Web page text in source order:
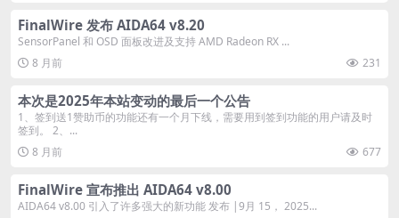
FinalWire 发布 AIDA64 v8.20
SensorPanel 和 OSD 面板改进及支持 AMD Radeon RX ...
8 月前
231
本次是2025年本站变动的最后一个公告
1、签到送1赞助币的功能还有一个月下线，需要用到签到功能的用户请及时
签到。 2、...
8 月前
677
FinalWire 宣布推出 AIDA64 v8.00
AIDA64 v8.00 引入了许多强大的新功能 发布 |9月 15， 2025...